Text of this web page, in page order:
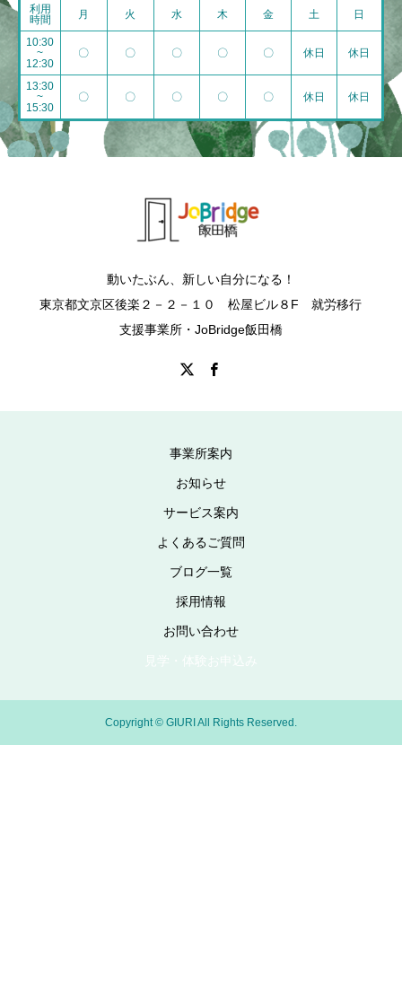
利用
時間
月 火 水 木 金 土 日
10:30
~
12:30
〇 〇 〇 〇 〇 休日 休日
13:30
~
15:30
〇 〇 〇 〇 〇 休日 休日
動いたぶん、新しい自分になる！
東京都文京区後楽２－２－１０ 松屋ビル８F 就労移行
支援事業所・JoBridge飯田橋
事業所案内
お知らせ
サービス案内
よくあるご質問
ブログ一覧
採用情報
お問い合わせ
見学・体験お申込み
Copyright © GIURI All Rights Reserved.